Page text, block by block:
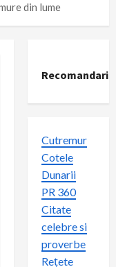
din lume
Recomandari
Cutremur
Cotele
Dunarii
PR 360
Citate
celebre si
proverbe
Rețete